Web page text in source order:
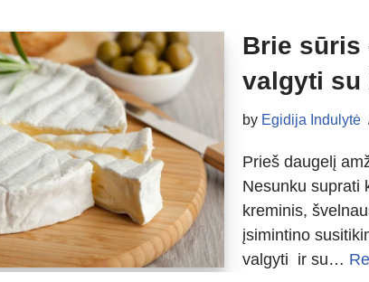
Brie sūris
valgyti su
by Egidija Indulytė
Prieš daugelį
Nesunku suprati
kreminis,
įsimintino
valgyti ir su…